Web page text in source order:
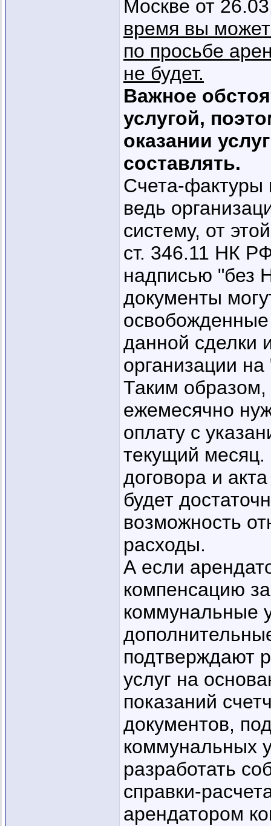
Москве от
время вы
по просьбе
не будет.
Важное
услугой,
оказании
составлять.
Счета-фактуры
ведь
систему, от
ст. 346.11 НК
надписью "без
документы
данной сделки
организации
Таким
ежемесячно
оплату с
текущий месяц.
договора и
будет
возможность
расходы.
А если
компенсацию
коммунальные
подтверждают
услуг на
показаний
документов,
коммунальных
разработать
справки-
арендатором